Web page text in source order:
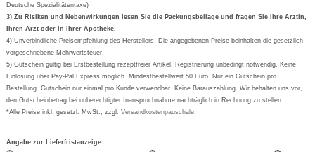
Formoline
Wick
Eucerin
Basica
Deutsche Spezialitätentaxe)
3) Zu Risiken und Nebenwirkungen lesen Sie die Packungsbeilage und fragen Sie Ihre Ärztin,
Ihren Arzt oder in Ihrer Apotheke.
4) Unverbindliche Preisempfehlung des Herstellers. Die angegebenen Preise beinhalten die gesetzlich
vorgeschriebene Mehrwertsteuer.
5) Gutschein gültig bei Erstbestellung rezeptfreier Artikel. Registrierung unbedingt notwendig. Keine
Einlösung über Pay-Pal Express möglich. Mindestbestellwert 50 Euro. Nur ein Gutschein pro
Bestellung. Gutschein nur einmal pro Kunde verwendbar. Keine Barauszahlung. Wir behalten uns vor,
den Gutscheinbetrag bei unberechtigter Inanspruchnahme nachträglich in Rechnung zu stellen.
*Alle Preise inkl. gesetzl. MwSt., zzgl.Versandkostenpauschale.
Angabe zur Lieferfristanzeige